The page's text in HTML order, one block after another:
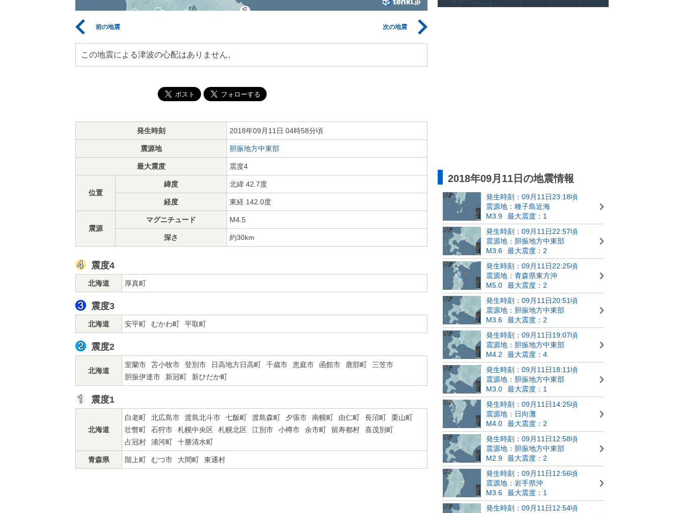
前の地震 次の地震
この地震による津波の心配はありません。
発生時刻 2018年09月11日 04時58分頃
震源地 胆振地方中東部
最大震度 震度4
位置
緯度 北緯 42.7度
経度 東経 142.0度
震源
マグニチュード M4.5
深さ 約30km
震度4
北海道 厚真町
震度3
北海道 安平町 むかわ町 平取町
震度2
北海道
室蘭市 苫小牧市 登別市 日高地方日高町 千歳市 恵庭市 函館市 鹿部町
三笠市
胆振伊達市
新冠町 新ひだか町
震度1
北海道
白老町 北広島市 渡島北斗市 七飯町 渡島森町 夕張市 南幌町 由仁町 長沼町
栗山町
壮瞥町
石狩市 札幌中央区 札幌北区 江別市 小樽市 余市町 留寿都村
喜茂別町
占冠村
浦河町 十勝清水町
青森県 階上町 むつ市 大間町 東通村
2018年09月11日の地震情報
発生時刻：09月11日23:18頃
震源地：種子島近海
M3.9
最大震度：1
発生時刻：09月11日22:57頃
震源地：胆振地方中東部
M3.6
最大震度：2
発生時刻：09月11日22:25頃
震源地：青森県東方沖
M5.0
最大震度：2
発生時刻：09月11日20:51頃
震源地：胆振地方中東部
M3.6
最大震度：2
発生時刻：09月11日19:07頃
震源地：胆振地方中東部
M4.2
最大震度：4
発生時刻：09月11日18:11頃
震源地：胆振地方中東部
M3.0
最大震度：1
発生時刻：09月11日14:25頃
震源地：日向灘
M4.0
最大震度：2
発生時刻：09月11日12:58頃
震源地：胆振地方中東部
M2.9
最大震度：2
発生時刻：09月11日12:56頃
震源地：岩手県沖
M3.6
最大震度：1
発生時刻：09月11日12:54頃